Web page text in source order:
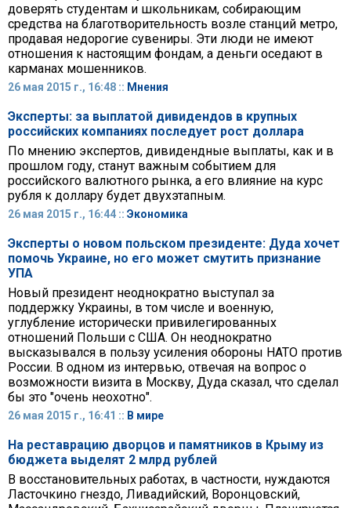
доверять студентам и школьникам, собирающим
средства на благотворительность возле станций метро,
продавая недорогие сувениры. Эти люди не имеют
отношения к настоящим фондам, а деньги оседают в
карманах мошенников.
26 мая 2015 г., 16:48 :: Мнения
Эксперты: за выплатой дивидендов в крупных
российских компаниях последует рост доллара
По мнению экспертов, дивидендные выплаты, как и в
прошлом году, станут важным событием для
российского валютного рынка, а его влияние на курс
рубля к доллару будет двухэтапным.
26 мая 2015 г., 16:44 :: Экономика
Эксперты о новом польском президенте: Дуда хочет
помочь Украине, но его может смутить признание
УПА
Новый президент неоднократно выступал за
поддержку Украины, в том числе и военную,
углубление исторически привилегированных
отношений Польши с США. Он неоднократно
высказывался в пользу усиления обороны НАТО против
России. В одном из интервью, отвечая на вопрос о
возможности визита в Москву, Дуда сказал, что сделал
бы это "очень неохотно".
26 мая 2015 г., 16:41 :: В мире
На реставрацию дворцов и памятников в Крыму из
бюджета выделят 2 млрд рублей
В восстановительных работах, в частности, нуждаются
Ласточкино гнездо, Ливадийский, Воронцовский,